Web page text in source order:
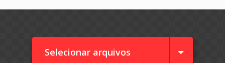
Selecionar arquivos